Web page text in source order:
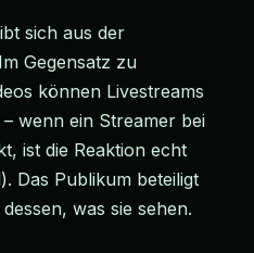
sich aus der
Gegensatz zu
können Livestreams
wenn ein Streamer bei
ist die Reaktion echt
Das Publikum beteiligt
was sie sehen.